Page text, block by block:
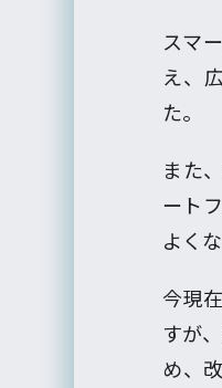
スマ
え、
た。
また
ート
よく
今現
すが
め、